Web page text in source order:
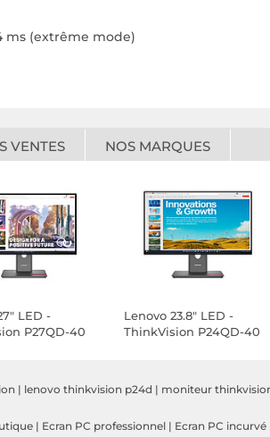
ms (extrême mode)
VENTES NOS MARQUES
LED -
P27QD-40
Lenovo 23.8" LED -
ThinkVision P24QD-40
| lenovo thinkvision p24d | moniteur
| Ecran PC professionnel | Ecran PC incurvé